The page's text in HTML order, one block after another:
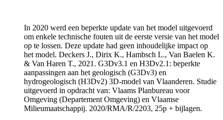
In 2020 werd een beperkte update van het model uitgevoerd
om enkele technische fouten uit de eerste versie van het model
op te lossen. Deze update had geen inhoudelijke impact op
het model. Deckers J., Dirix K., Hambsch L., Van Baelen K.
& Van Haren T., 2021. G3Dv3.1 en H3Dv2.1: beperkte
aanpassingen aan het geologisch (G3Dv3) en
hydrogeologisch (H3Dv2) 3D-model van Vlaanderen. Studie
uitgevoerd in opdracht van: Vlaams Planbureau voor
Omgeving (Departement Omgeving) en Vlaamse
Milieumaatschappij. 2020/RMA/R/2203, 25p + bijlagen.